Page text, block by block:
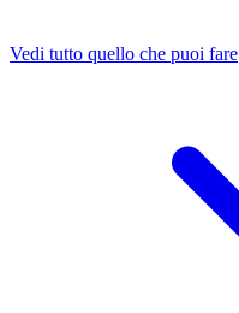
Vedi tutto quello che puoi fare